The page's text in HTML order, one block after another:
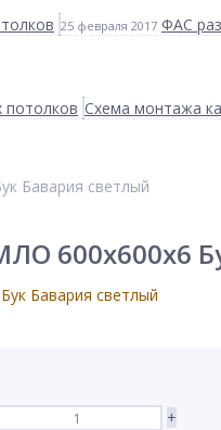
25 февраля 2017 ФАС
потолков Схема монтажа
Бавария светлый
600x600x6
+